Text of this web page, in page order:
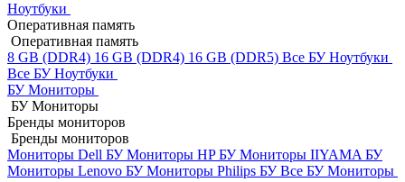
Ноутбуки
Оперативная память
Оперативная память
8 GB (DDR4) 16 GB (DDR4) 16 GB (DDR5) Все БУ Ноутбуки
Все БУ Ноутбуки
БУ Мониторы
БУ Мониторы
Бренды мониторов
Бренды мониторов
Мониторы Dell БУМониторы HP БУМониторы IIYAMA БУ
Мониторы Lenovo БУМониторы Philips БУВсе БУ Мониторы